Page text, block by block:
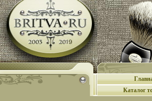
Каталог